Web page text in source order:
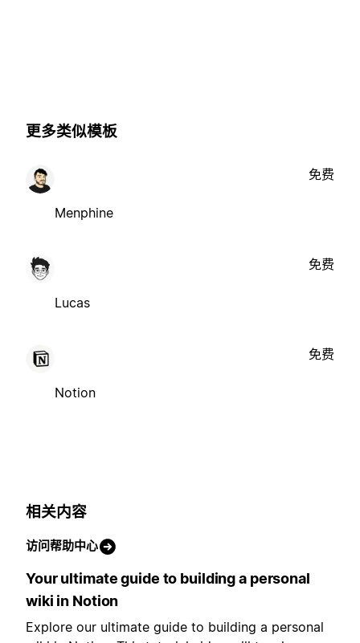
更多类似模板
Menphine
免费
Lucas
免费
Notion
免费
相关内容
访问帮助中心
Your ultimate guide to building a personal
wiki in Notion
Explore our ultimate guide to building a personal